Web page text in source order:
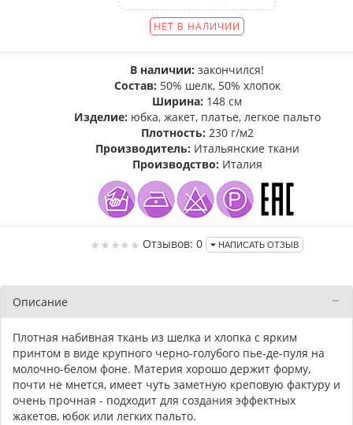
НЕТ В НАЛИЧИИ
В наличии: закончился!
Состав: 50% шелк, 50% хлопок
Ширина: 148 см
Изделие: юбка, жакет, платье, легкое пальто
Плотность: 230 г/м2
Производитель: Итальянские ткани
Производство: Италия
Отзывов: 0 НАПИСАТЬ ОТЗЫВ
Описание
Плотная набивная ткань из шелка и хлопка с ярким
принтом в виде крупного черно-голубого пье-де-пуля на
молочно-белом фоне. Материя хорошо держит форму,
почти не мнется, имеет чуть заметную креповую фактуру и
очень прочная - подходит для создания эффектных
жакетов, юбок или легких пальто.